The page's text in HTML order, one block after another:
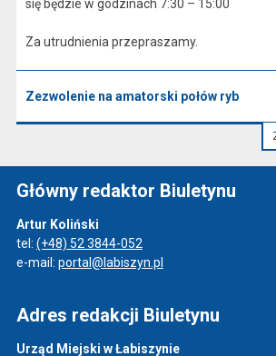
się będzie w godzinach 7:30 – 15:00
Za utrudnienia przepraszamy.
Zezwolenie na amatorski połów ryb
Główny redaktor Biuletynu
Artur Koliński
tel: (+48) 52 3844-052
e-mail: portal@labiszyn.pl
Adres redakcji Biuletynu
Urząd Miejski w Łabiszynie